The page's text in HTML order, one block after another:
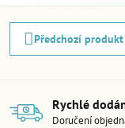
Předchozí produkt
Rychlé
Doručení